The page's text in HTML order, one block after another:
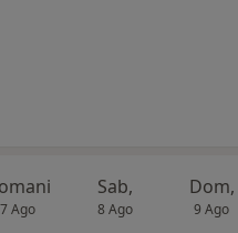
7 Ago
Sab,
8 Ago
Dom,
9 Ago